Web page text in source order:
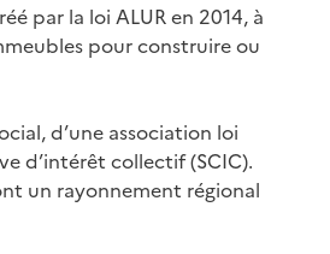
par la loi ALUR en 2014, à
pour construire ou
d’une association loi
d’intérêt collectif (SCIC).
un rayonnement régional